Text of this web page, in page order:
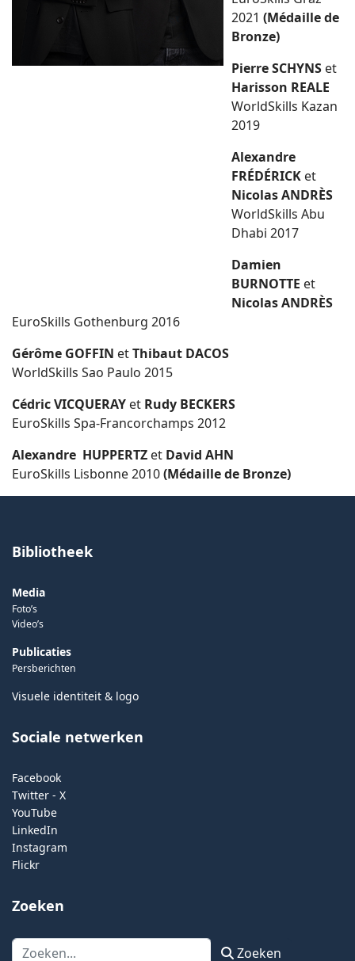
2021 (Médaille de
Bronze)
Pierre SCHYNS et
Harisson REALE
WorldSkills Kazan
2019
Alexandre
FRÉDÉRICK et
Nicolas ANDRÈS
WorldSkills Abu
Dhabi 2017
Damien
BURNOTTE et
Nicolas ANDRÈS
EuroSkills Gothenburg 2016
Gérôme GOFFIN etThibaut DACOS
WorldSkills Sao Paulo 2015
Cédric VICQUERAY et Rudy BECKERS
EuroSkills Spa-Francorchamps 2012
Alexandre HUPPERTZ et David AHN
EuroSkills Lisbonne 2010(Médaille de Bronze)
Bibliotheek
Media
Foto’s
Video’s
Publicaties
Persberichten
Visuele identiteit & logo
Sociale netwerken
Facebook
Twitter - X
YouTube
LinkedIn
Instagram
Flickr
Zoeken
Zoeken Zoeken